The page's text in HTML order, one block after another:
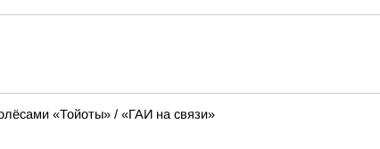
«Тойоты» / «ГАИ на связи»